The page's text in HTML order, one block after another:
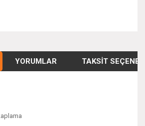
YORUMLAR TAKSIT